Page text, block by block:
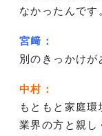
なかったんです
宮﨑：
別のきっかけが
中村：
もともと家庭
業界の方と親し